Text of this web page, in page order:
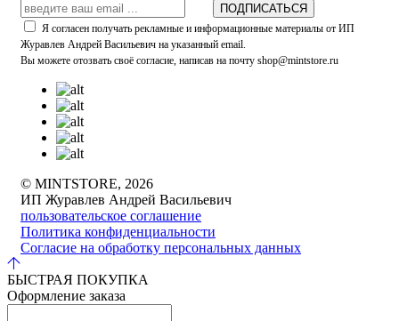
ПОДПИСАТЬСЯ
Я согласен получать рекламные и информационные материалы от ИП
Журавлев Андрей Васильевич на указанный email.
Вы можете отозвать своё согласие, написав на почту shop@mintstore.ru
© MINTSTORE, 2026
ИП Журавлев Андрей Васильевич
пользовательское соглашение
Политика конфиденциальности
Согласие на обработку персональных данных
БЫСТРАЯ ПОКУПКА
Оформление заказа